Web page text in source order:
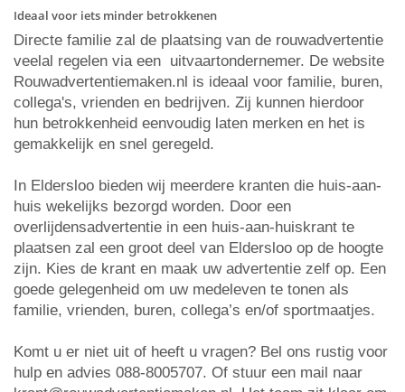
Ideaal voor iets minder betrokkenen
Directe familie zal de plaatsing van de rouwadvertentie
veelal regelen via een uitvaartondernemer. De website
Rouwadvertentiemaken.nl is ideaal voor familie, buren,
collega's, vrienden en bedrijven. Zij kunnen hierdoor
hun betrokkenheid eenvoudig laten merken en het is
gemakkelijk en snel geregeld.
In Eldersloo bieden wij meerdere kranten die huis-aan-
huis wekelijks bezorgd worden. Door een
overlijdensadvertentie in een huis-aan-huiskrant te
plaatsen zal een groot deel van Eldersloo op de hoogte
zijn. Kies de krant en maak uw advertentie zelf op. Een
goede gelegenheid om uw medeleven te tonen als
familie, vrienden, buren, collega’s en/of sportmaatjes.
Komt u er niet uit of heeft u vragen? Bel ons rustig voor
hulp en advies 088-8005707. Of stuur een mail naar